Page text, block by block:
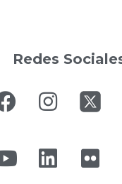
Redes